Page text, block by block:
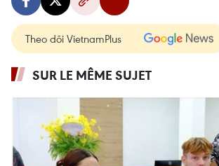
Theo dõi VietnamPlus
SUR LE MÊME SUJET